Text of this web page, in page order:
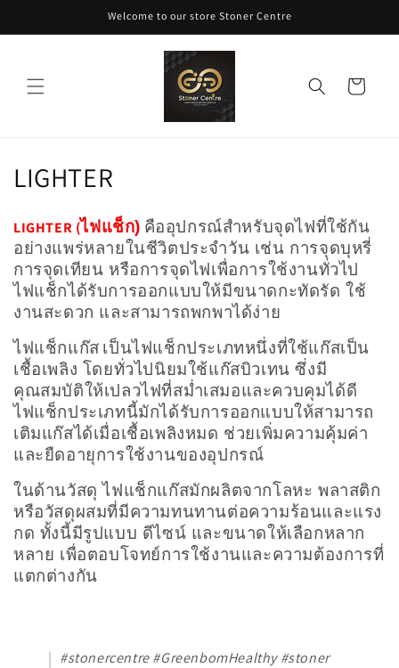
เนื้อหา
Welcome to our store Stoner Centre
สินค้า
ค
ล
เ
ล
ก
ชั
น
:
LIGHTER
LIGHTER (ไฟแช็ก) คืออุปกรณ์สำหรับจุดไฟที่ใช้กัน
อย่างแพร่หลายในชีวิตประจำวัน เช่น การจุดบุหรี่
การจุดเทียน หรือการจุดไฟเพื่อการใช้งานทั่วไป
ไฟแช็กได้รับการออกแบบให้มีขนาดกะทัดรัด ใช้
งานสะดวก และสามารถพกพาได้ง่าย
ไฟแช็กแก๊ส เป็นไฟแช็กประเภทหนึ่งที่ใช้แก๊สเป็น
เชื้อเพลิง โดยทั่วไปนิยมใช้แก๊สบิวเทน ซึ่งมี
คุณสมบัติให้เปลวไฟที่สม่ำเสมอและควบคุมได้ดี
ไฟแช็กประเภทนี้มักได้รับการออกแบบให้สามารถ
เติมแก๊สได้เมื่อเชื้อเพลิงหมด ช่วยเพิ่มความคุ้มค่า
และยืดอายุการใช้งานของอุปกรณ์
ในด้านวัสดุ ไฟแช็กแก๊สมักผลิตจากโลหะ พลาสติก
หรือวัสดุผสมที่มีความทนทานต่อความร้อนและแรง
กด ทั้งนี้มีรูปแบบ ดีไซน์ และขนาดให้เลือกหลาก
หลาย เพื่อตอบโจทย์การใช้งานและความต้องการที่
แตกต่างกัน
#stonercentre #GreenbomHealthy #stoner